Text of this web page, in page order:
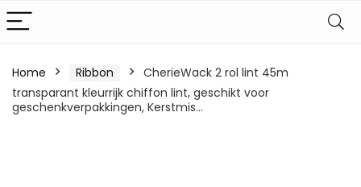
Home Ribbon
CherieWack 2 rol lint 45m
transparant kleurrijk chiffon lint, geschikt voor
geschenkverpakkingen, Kerstmis…